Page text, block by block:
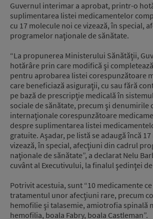
Guvernul interimar a aprobat, printr-o
suplimentarea listei medicamentelor
cu 17 molecule noi ce vizează, în special,
programelor naţionale de sănătate.
“La propunerea Ministerului Sănătăţii,
hotărâre prin care modifică şi
pentru aprobarea listei corespunzătoare
care beneficiază asiguraţii, cu sau fără
pe bază de prescripţie medicală în
sociale de sănătate, precum şi denumirile
internaţionale corespunzătoare
despre suplimentarea listei
gratuite. Aşadar, pe listă se adaugă încă
vizează, în special, afecţiuni din cadrul
naţionale de sănătate”, a declarat Nelu
cuvânt al Executivului, la finalul şedinţei
Potrivit acestuia, sunt “10 medicamente
tratamentul unor afecţiuni rare, precum
hemofilie şi talasemie, amiotrofia spinală
hemofilia, boala Fabry, boala Castleman”.